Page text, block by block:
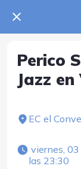
Perico
Jazz
EC el
las 23:30